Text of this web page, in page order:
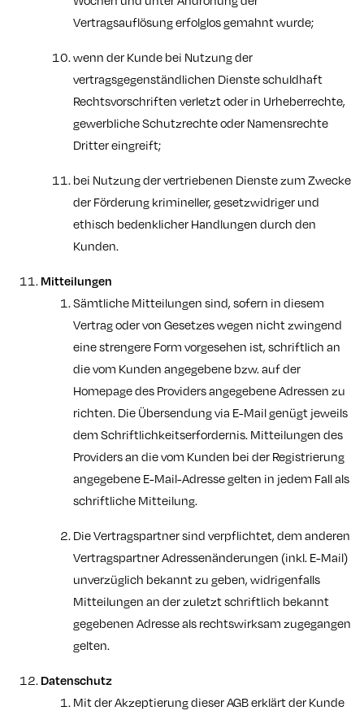
Vertragsauflösung erfolglos gemahnt wurde;
wenn der Kunde bei Nutzung der
vertragsgegenständlichen Dienste schuldhaft
Rechtsvorschriften verletzt oder in Urheberrechte,
gewerbliche Schutzrechte oder Namensrechte
Dritter eingreift;
bei Nutzung der vertriebenen Dienste zum Zwecke
der Förderung krimineller, gesetzwidriger und
ethisch bedenklicher Handlungen durch den
Kunden.
Mitteilungen
Sämtliche Mitteilungen sind, sofern in diesem
Vertrag oder von Gesetzes wegen nicht zwingend
eine strengere Form vorgesehen ist, schriftlich an
die vom Kunden angegebene bzw. auf der
Homepage des Providers angegebene Adressen zu
richten. Die Übersendung via E-Mail genügt jeweils
dem Schriftlichkeitserfordernis. Mitteilungen des
Providers an die vom Kunden bei der Registrierung
angegebene E-Mail-Adresse gelten in jedem Fall als
schriftliche Mitteilung.
Die Vertragspartner sind verpflichtet, dem anderen
Vertragspartner Adressenänderungen (inkl. E-Mail)
unverzüglich bekannt zu geben, widrigenfalls
Mitteilungen an der zuletzt schriftlich bekannt
gegebenen Adresse als rechtswirksam zugegangen
gelten.
Datenschutz
Mit der Akzeptierung dieser AGB erklärt der Kunde